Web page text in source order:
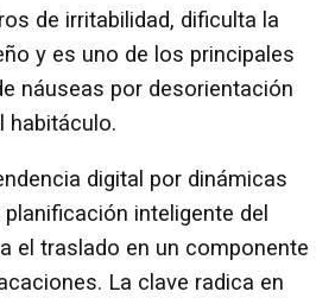
de irritabilidad, dificulta la
y es uno de los principales
náuseas por desorientación
habitáculo.
digital por dinámicas
inteligente del
el traslado en un componente
La clave radica en